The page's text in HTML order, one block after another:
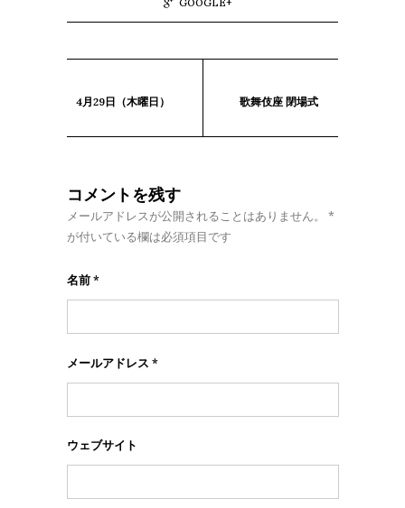
4月29日（木曜日） 歌舞伎座 閉場式
コメントを残す
メールアドレスが公開されることはありません。 *
が付いている欄は必須項目です
名前*
メールアドレス *
ウェブサイト